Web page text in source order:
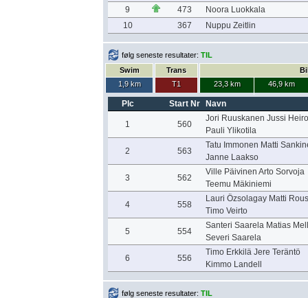
9
473
Noora Luokkala
10
367 Nuppu Zeitlin
følg seneste resultater: TIL
Swim
1,9 km
Trans
T1
23,3 km
46,9 km
Plc Start Nr Navn
1 560
Jori Ruuskanen Jussi Heiro
Pauli Ylikotila
2 563
Tatu Immonen Matti
Janne Laakso
3 562
Ville Päivinen Arto Sorvoja
Teemu Mäkiniemi
4 558
Lauri Özsolagay Matti
Timo Veirto
5 554
Santeri Saarela Matias
Severi Saarela
6 556
Timo Erkkilä Jere Teräntö
Kimmo Landell
følg seneste resultater: TIL